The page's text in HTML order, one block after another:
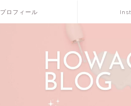
プロフィール